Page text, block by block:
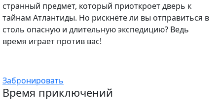
странный предмет, который приоткроет дверь к
тайнам Атлантиды. Но рискнёте ли вы отправиться в
столь опасную и длительную экспедицию? Ведь
время играет против вас!
Забронировать
Время приключений